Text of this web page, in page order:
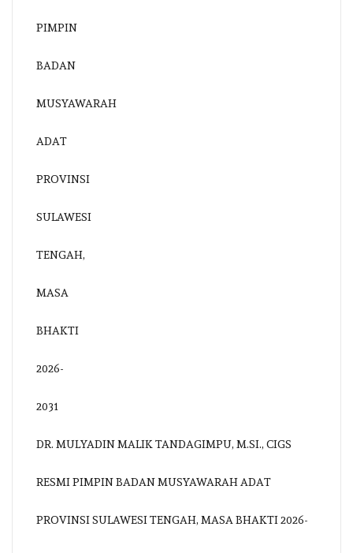
DR. MULYADIN MALIK TANDAGIMPU, M.SI., CIGS
RESMI PIMPIN BADAN MUSYAWARAH ADAT
PROVINSI SULAWESI TENGAH, MASA BHAKTI 2026-